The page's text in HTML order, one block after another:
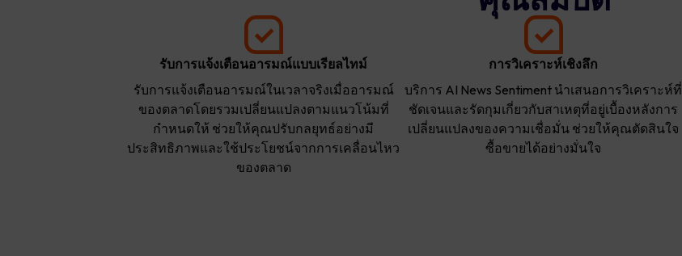
รับการแจ้งเตือนอารมณ์แบบเรียลไทม์
รับการแจ้งเตือนอารมณ์ในเวลาจริงเมื่ออารมณ์
ของตลาดโดยรวมเปลี่ยนแปลงตามแนวโน้มที่
กำหนดให้ ช่วยให้คุณปรับกลยุทธ์อย่างมี
ประสิทธิภาพและใช้ประโยชน์จากการเคลื่อนไหว
ของตลาด
การวิเคราะห์เชิงลึก
บริการ AI News Sentiment นำเสนอการวิเคราะห์ที่
ชัดเจนและรัดกุมเกี่ยวกับสาเหตุที่อยู่เบื้องหลังการ
เปลี่ยนแปลงของความเชื่อมั่น ช่วยให้คุณตัดสินใจ
ซื้อขายได้อย่างมั่นใจ